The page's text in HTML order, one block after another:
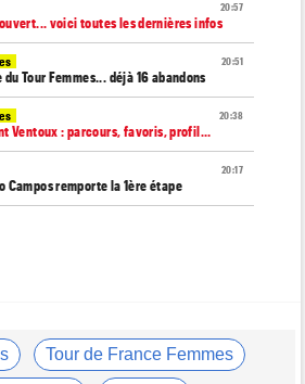
20:57
voici toutes les dernières infos
20:51
Tour Femmes... déjà 16 abandons
20:38
Ventoux : parcours, favoris, profil…
20:17
Campos remporte la 1ère étape
19:13
: "La course a été complètement folle"
Tour de France Femmes